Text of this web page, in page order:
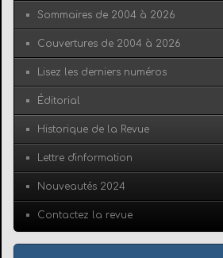
Sommaires de 2004 à 2026
Couvertures de 2004 à 2026
Lisez les derniers numéros
Éditorial
Historique de la Revue
Lettre d'information
Nouveautés 2024
Contactez la revue